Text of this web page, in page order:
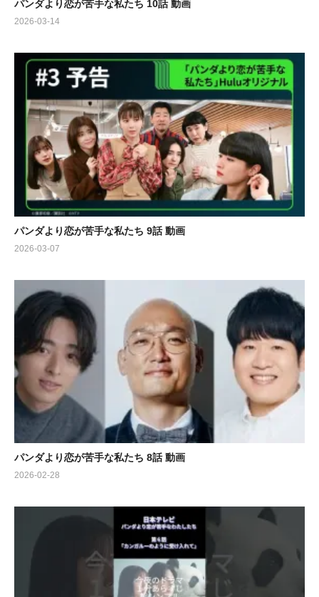
パンダより恋が苦手な私たち 10話 動画
2026-03-14
パンダより恋が苦手な私たち 9話 動画
2026-03-07
パンダより恋が苦手な私たち 8話 動画
2026-02-28